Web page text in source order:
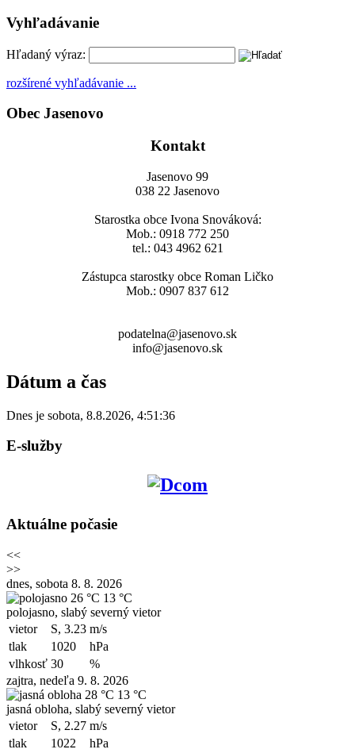
Vyhľadávanie
Hľadaný výraz:
rozšírené vyhľadávanie ...
Obec Jasenovo
Kontakt
Jasenovo 99
038 22 Jasenovo
Starostka obce Ivona Snováková:
Mob.: 0918 772 250
tel.: 043 4962 621
Zástupca starostky obce Roman Ličko
Mob.: 0907 837 612
podatelna@jasenovo.sk
info@jasenovo.sk
Dátum a čas
Dnes je sobota, 8.8.2026, 4:51:36
E-služby
Aktuálne počasie
<<
>>
dnes, sobota 8. 8. 2026
26 °C 13 °C
polojasno, slabý severný vietor
vietor
S, 3.23 m/s
tlak
1020
hPa
vlhkosť 30
%
zajtra, nedeľa 9. 8. 2026
28 °C 13 °C
jasná obloha, slabý severný vietor
vietor
S, 2.27 m/s
tlak
1022 hPa